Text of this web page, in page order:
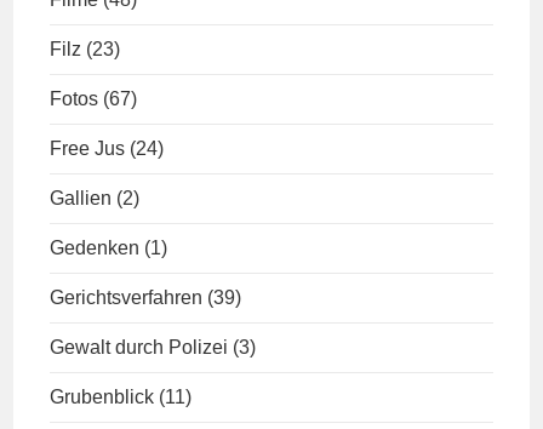
Filz (23)
Fotos (67)
Free Jus (24)
Gallien (2)
Gedenken (1)
Gerichtsverfahren (39)
Gewalt durch Polizei (3)
Grubenblick (11)